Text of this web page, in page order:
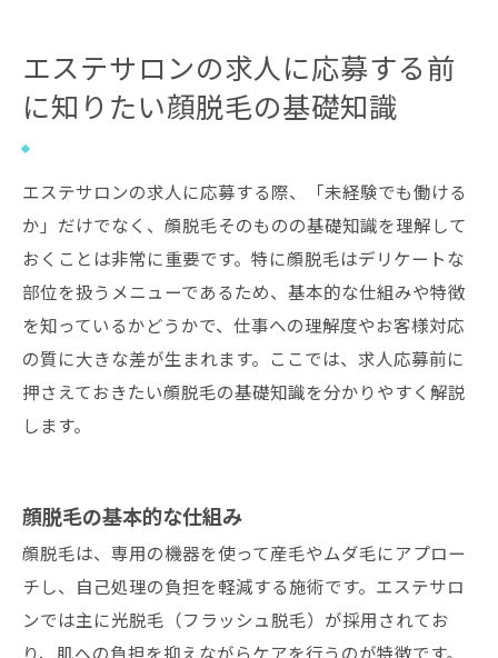
現場でよくあるトラブルと対処法
お客さんの立場に立った対応方法
エステサロンで求められる身だしなみとマナー
サロン概要
エステサロンの求人に応募する前
に知りたい顔脱毛の基礎知識
エステサロンの求人に応募する際、「未経験でも働ける
か」だけでなく、顔脱毛そのものの基礎知識を理解して
おくことは非常に重要です。特に顔脱毛はデリケートな
部位を扱うメニューであるため、基本的な仕組みや特徴
を知っているかどうかで、仕事への理解度やお客様対応
の質に大きな差が生まれます。ここでは、求人応募前に
押さえておきたい顔脱毛の基礎知識を分かりやすく解説
します。
顔脱毛の基本的な仕組み
顔脱毛は、専用の機器を使って産毛やムダ毛にアプロー
チし、自己処理の負担を軽減する施術です。エステサロ
ンでは主に光脱毛（フラッシュ脱毛）が採用されてお
り、肌への負担を抑えながらケアを行うのが特徴です。